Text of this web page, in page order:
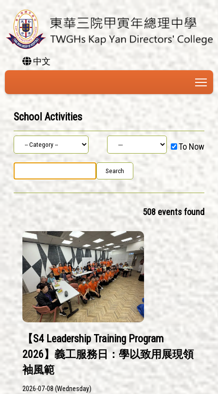
中文
School Activities
To Now
508 events found
【S4 Leadership Training Program
2026】義工服務日：學以致用展現領
袖風範
2026-07-08 (Wednesday)